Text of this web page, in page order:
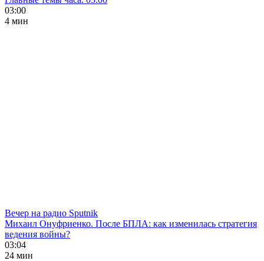
03:00
4 мин
Вечер на радио Sputnik
Михаил Онуфриенко. После БПЛА: как изменилась стратегия
ведения войны?
03:04
24 мин